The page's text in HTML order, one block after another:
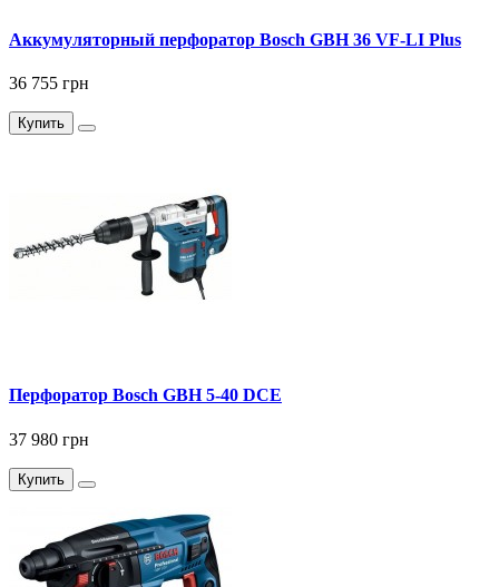
Аккумуляторный перфоратор Bosch GBH 36 VF-LI Plus
36 755 грн
Купить
Перфоратор Bosch GBH 5-40 DCE
37 980 грн
Купить